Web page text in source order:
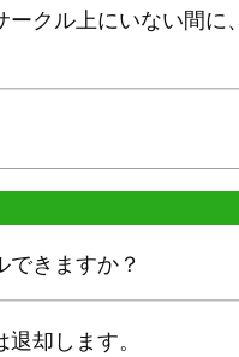
ークル上にいない間に
きますか？
却します。